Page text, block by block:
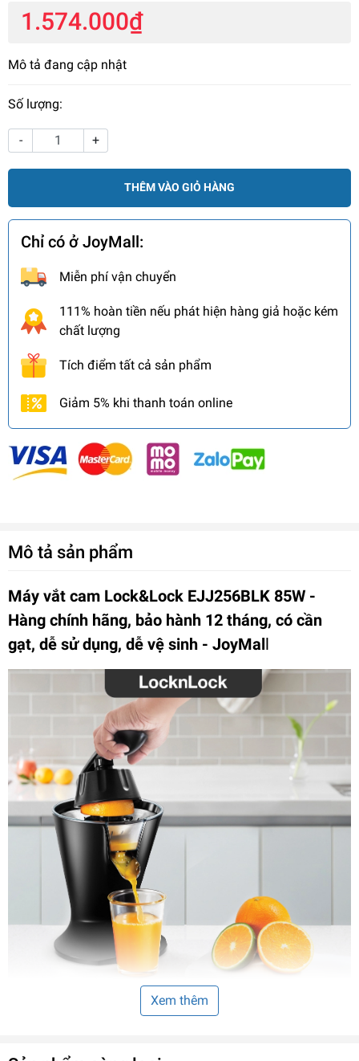
1.574.000₫
Mô tả đang cập nhật
Số lượng:
- +
THÊM VÀO GIỎ HÀNG
Chỉ có ở JoyMall:
Miễn phí vận chuyển
111% hoàn tiền nếu phát hiện hàng giả hoặc kém
chất lượng
Tích điểm tất cả sản phẩm
Giảm 5% khi thanh toán online
Mô tả sản phẩm
Máy vắt cam Lock&Lock EJJ256BLK 85W -
Hàng chính hãng, bảo hành 12 tháng, có cần
gạt, dễ sử dụng, dễ vệ sinh - JoyMall
Điện áp: 230V~, 50Hz,
Xem thêm